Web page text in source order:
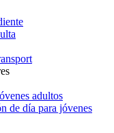
adultos
de día para jóvenes